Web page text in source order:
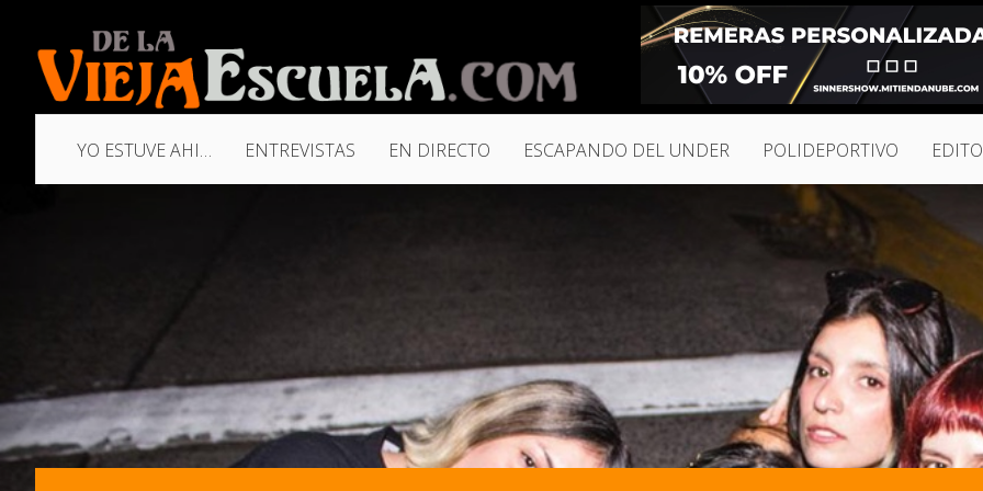
YO ESTUVE AHI… ENTREVISTAS EN DIRECTO ESCAPANDO DEL UNDER POLIDEPORTIVO